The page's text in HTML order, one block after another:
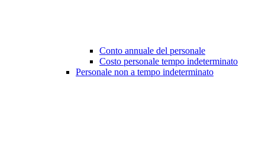
Conto annuale del personale
Costo personale tempo indeterminato
Personale non a tempo indeterminato